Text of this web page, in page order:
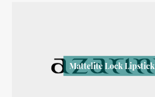
Mattelite Lock Lipstick